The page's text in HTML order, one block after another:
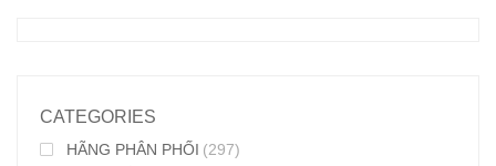
CATEGORIES
HÃNG PHÂN PHỐI (297)